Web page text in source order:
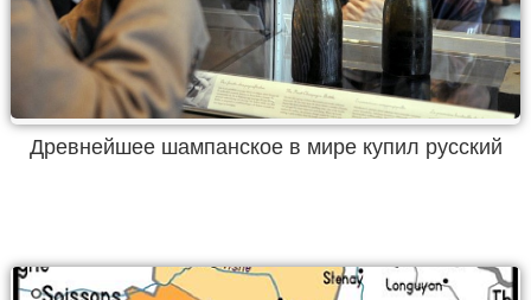
Древнейшее шампанское в мире купил русский